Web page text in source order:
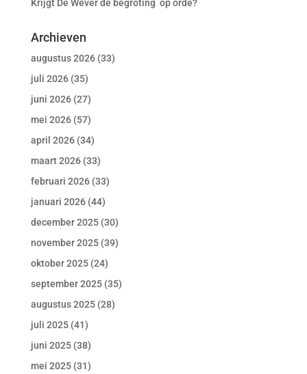
Krijgt De Wever de begroting op orde?
Archieven
augustus 2026(33)
juli 2026(35)
juni 2026(27)
mei 2026(57)
april 2026(34)
maart 2026(33)
februari 2026(33)
januari 2026(44)
december 2025(30)
november 2025(39)
oktober 2025(24)
september 2025(35)
augustus 2025(28)
juli 2025(41)
juni 2025(38)
mei 2025(31)